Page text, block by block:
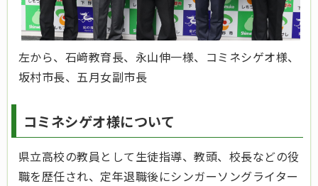
左から、石﨑教育長、永山伸一様、コミネシゲオ様、
坂村市長、五月女副市長
コミネシゲオ様について
県立高校の教員として生徒指導、教頭、校長などの役
職を歴任され、定年退職後にシンガーソングライター